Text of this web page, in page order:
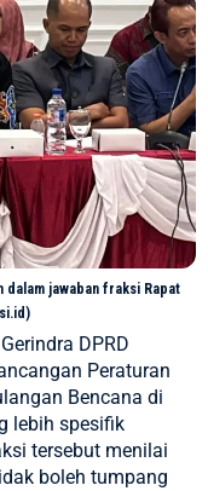
dalam jawaban fraksi Rapat
DPRD
Peraturan
Bencana di
lebih spesifik
tersebut menilai
boleh tumpang